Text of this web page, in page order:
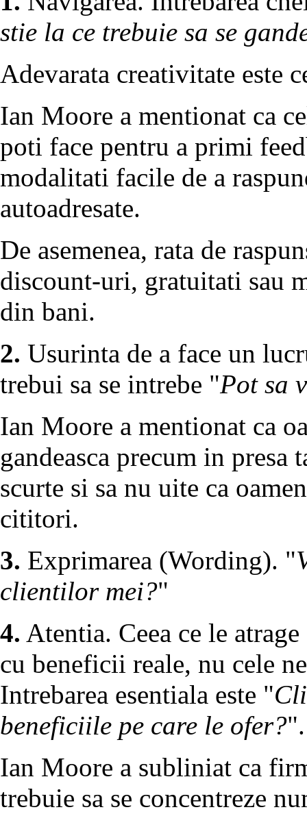
stie la ce trebuie sa se
Adevarata creativitate este
Ian Moore a mentionat ca
poti face pentru a primi
modalitati facile de a
autoadresate.
De asemenea, rata de
discount-uri, gratuitati sau
din bani.
2. Usurinta de a face un
trebui sa se intrebe "Pot sa
Ian Moore a mentionat ca
gandeasca precum in
scurte si sa nu uite ca
cititori.
3. Exprimarea (Wording). "
clientilor mei?"
4. Atentia. Ceea ce le
cu beneficii reale, nu cele
Intrebarea esentiala este "
beneficiile pe care le ofer?".
Ian Moore a subliniat ca
trebuie sa se concentreze